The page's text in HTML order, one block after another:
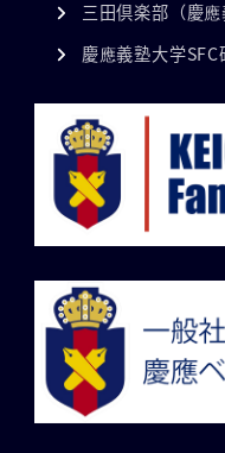
三田倶楽部（慶應
慶應義塾大学